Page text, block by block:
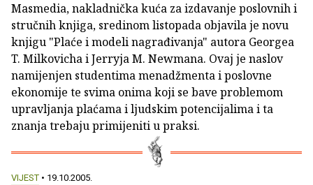
Masmedia, nakladnička kuća za izdavanje poslovnih i
stručnih knjiga, sredinom listopada objavila je novu
knjigu "Plaće i modeli nagrađivanja" autora Georgea
T. Milkovicha i Jerryja M. Newmana. Ovaj je naslov
namijenjen studentima menadžmenta i poslovne
ekonomije te svima onima koji se bave problemom
upravljanja plaćama i ljudskim potencijalima i ta
znanja trebaju primijeniti u praksi.
VIJEST • 19.10.2005.